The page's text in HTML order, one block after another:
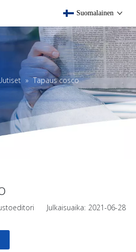
Suomalainen
» Tapaus cosco
Julkaisuaika: 2021-06-28